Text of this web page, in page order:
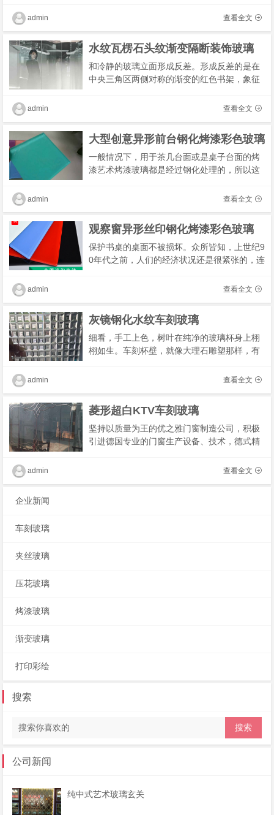
上，日光从三角形天窗洒落在你头上，默默注
查看全文
admin
水纹瓦楞石头纹渐变隔断装饰玻璃
和冷静的玻璃立面形成反差。形成反差的是在
中央三角区两侧对称的渐变的红色书架，象征
面，你拾阶而上，日光从三角形天窗洒落在你
查看全文
admin
大型创意异形前台钢化烤漆彩色玻璃
一般情况下，用于茶几台面或是桌子台面的烤
漆艺术烤漆玻璃都是经过钢化处理的，所以这
要在其脚部进行剧烈撞击。在这里，重点说一
查看全文
admin
观察窗异形丝印钢化烤漆彩色玻璃
保护书桌的桌面不被损坏。众所皆知，上世纪9
0年代之前，人们的经济状况还是很紧张的，连
易，所以必须要好好保护。而书桌都是用木头
查看全文
admin
灰镜钢化水纹车刻玻璃
细看，手工上色，树叶在纯净的玻璃杯身上栩
栩如生。车刻杯壁，就像大理石雕塑那样，有
查看全文
admin
菱形超白KTV车刻玻璃
坚持以质量为王的优之雅门窗制造公司，积极
引进德国专业的门窗生产设备、技术，德式精
达6级；断桥结构保温、隔热、精心设计，确实
查看全文
admin
企业新闻
车刻玻璃
夹丝玻璃
压花玻璃
烤漆玻璃
渐变玻璃
打印彩绘
搜索
公司新闻
纯中式艺术玻璃玄关